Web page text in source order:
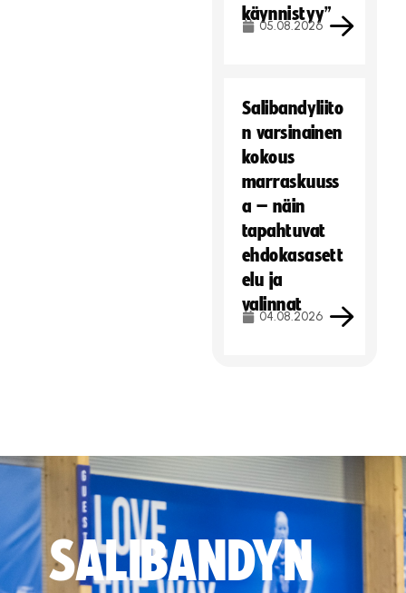
käynnistyy”
05.08.2026
Salibandyliito
n varsinainen
kokous
marraskuuss
a – näin
tapahtuvat
ehdokasasett
elu ja
valinnat
04.08.2026
SALIBANDYN